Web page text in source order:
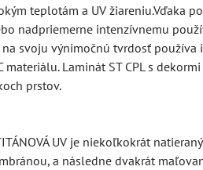
teplotám a UV žiareniu.Vďaka
nadpriemerne intenzívnemu
svoju výnimočnú tvrdosť
materiálu. Laminát ST CPL s
prstov.
UV je niekoľkokrát
a následne dvakrát